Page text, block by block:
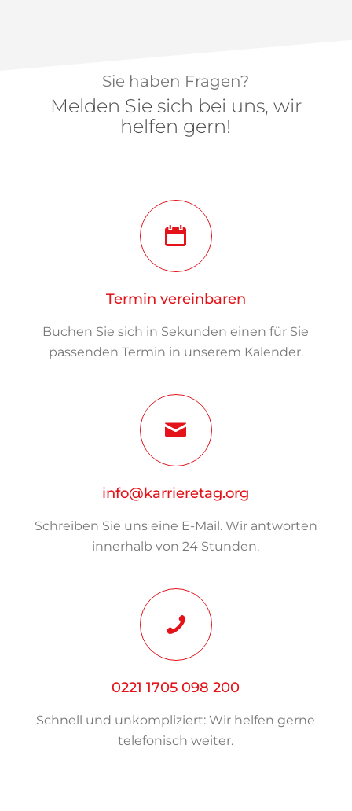
Sie haben Fragen?
Melden Sie sich bei uns, wir
helfen gern!
Termin vereinbaren
Buchen Sie sich in Sekunden einen für Sie
passenden Termin in unserem Kalender.
info@karrieretag.org
Schreiben Sie uns eine E-Mail. Wir antworten
innerhalb von 24 Stunden.
0221 1705 098 200
Schnell und unkompliziert: Wir helfen gerne
telefonisch weiter.